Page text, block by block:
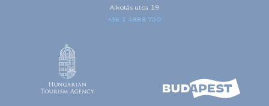
Alkotás utca 19
+36 1 4888 700